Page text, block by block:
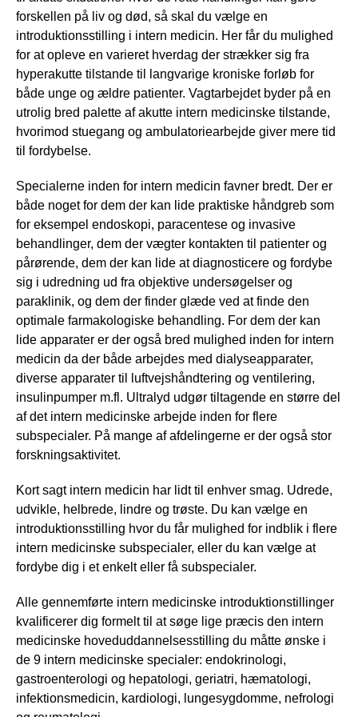
forskellen på liv og død, så skal du vælge en
introduktionsstilling i intern medicin. Her får du mulighed
for at opleve en varieret hverdag der strækker sig fra
hyperakutte tilstande til langvarige kroniske forløb for
både unge og ældre patienter. Vagtarbejdet byder på en
utrolig bred palette af akutte intern medicinske tilstande,
hvorimod stuegang og ambulatoriearbejde giver mere tid
til fordybelse.
Specialerne inden for intern medicin favner bredt. Der er
både noget for dem der kan lide praktiske håndgreb som
for eksempel endoskopi, paracentese og invasive
behandlinger, dem der vægter kontakten til patienter og
pårørende, dem der kan lide at diagnosticere og fordybe
sig i udredning ud fra objektive undersøgelser og
paraklinik, og dem der finder glæde ved at finde den
optimale farmakologiske behandling. For dem der kan
lide apparater er der også bred mulighed inden for intern
medicin da der både arbejdes med dialyseapparater,
diverse apparater til luftvejshåndtering og ventilering,
insulinpumper m.fl. Ultralyd udgør tiltagende en større del
af det intern medicinske arbejde inden for flere
subspecialer. På mange af afdelingerne er der også stor
forskningsaktivitet.
Kort sagt intern medicin har lidt til enhver smag. Udrede,
udvikle, helbrede, lindre og trøste. Du kan vælge en
introduktionsstilling hvor du får mulighed for indblik i flere
intern medicinske subspecialer, eller du kan vælge at
fordybe dig i et enkelt eller få subspecialer.
Alle gennemførte intern medicinske introduktionstillinger
kvalificerer dig formelt til at søge lige præcis den intern
medicinske hoveduddannelsesstilling du måtte ønske i
de 9 intern medicinske specialer: endokrinologi,
gastroenterologi og hepatologi, geriatri, hæmatologi,
infektionsmedicin, kardiologi, lungesygdomme, nefrologi